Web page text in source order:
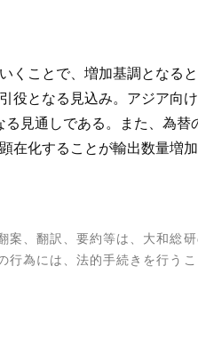
ことで、増加基調となる
となる見込み。アジア向
見通しである。また、為
化することが輸出数量増
、翻訳、要約等は、大和総
為には、法的手続きを行う